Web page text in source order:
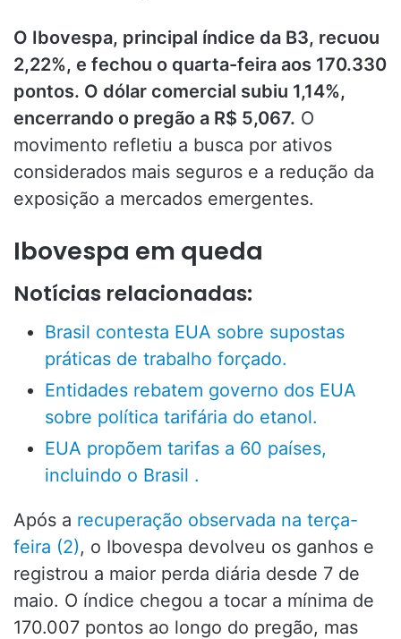
O Ibovespa, principal índice da B3, recuou
2,22%, e fechou o quarta-feira aos 170.330
pontos. O dólar comercial subiu 1,14%,
encerrando o pregão a R$ 5,067. O
movimento refletiu a busca por ativos
considerados mais seguros e a redução da
exposição a mercados emergentes.
Ibovespa em queda
Notícias relacionadas:
Brasil contesta EUA sobre supostas
práticas de trabalho forçado.
Entidades rebatem governo dos EUA
sobre política tarifária do etanol.
EUA propõem tarifas a 60 países,
incluindo o Brasil .
Após a recuperação observada na terça-
feira (2), o Ibovespa devolveu os ganhos e
registrou a maior perda diária desde 7 de
maio. O índice chegou a tocar a mínima de
170.007 pontos ao longo do pregão, mas